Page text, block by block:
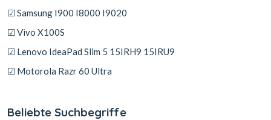
☑ Samsung I900 I8000 I9020
☑ Vivo X100S
☑ Lenovo IdeaPad Slim 5 15IRH9 15IRU9
☑ Motorola Razr 60 Ultra
Beliebte Suchbegriffe